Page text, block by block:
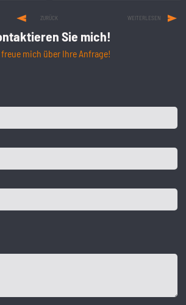
ZURÜCK WEITERLESEN
Sie mich!
mich über Ihre Anfrage!